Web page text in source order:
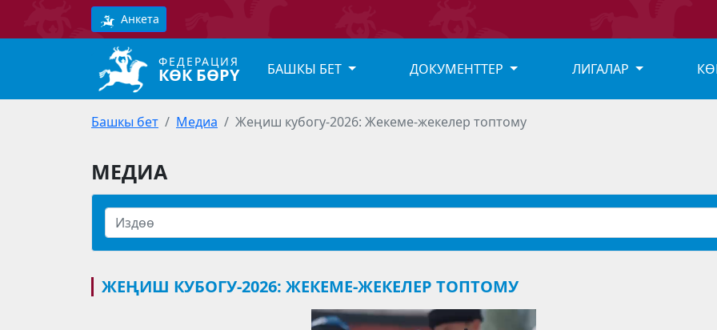
Анкета
ФЕДЕРАЦИЯ
КӨК БӨРҮ БАШКЫ БЕТ ДОКУМЕНТТЕР ЛИГАЛАР
Башкы бет Медиа Жеңиш кубогу-2026: Жекеме-жекелер топтому
МЕДИА
ЖЕҢИШ КУБОГУ-2026: ЖЕКЕМЕ-ЖЕКЕЛЕР ТОПТОМУ